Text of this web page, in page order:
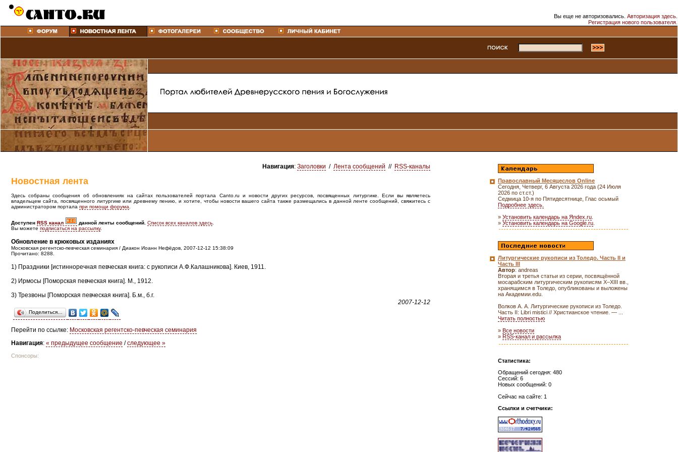
Вы еще не авторизовались. Авторизация здесь
Регистрация нового пользователя.
Навигация: Заголовки / Лента сообщений // RSS-каналы
Новостная лента
Здесь собраны сообщения об обновлениях на сайтах пользователей портала Canto.ru и новости других ресурсов, посвященных литургике. Если вы являетесь
владельцем сайта, посвященного литургике или древнему пению, и хотите, чтобы новости вашего сайта также размещались в данной ленте сообщений, свяжитесь с
администратором портала при помощи форума
Доступен RSS канал данной ленты сообщений. Список всех каналов здесь
Вы можете подписаться на рассылку.
Обновление в крюковых изданиях
Московская регентско-певческая семинария / Диакон Иоанн Нефёдов, 2007-12-12 15:38:09
Прочитано: 8288.
1) Праздники [истинноречная певческая книга: с рукописи А.Ф.Калашникова]. Киев, 1911.
2) Ирмосы [Поморская певческая книга]. М., 1912.
3) Трезвоны [Поморская певческая книга]. Б.м., б.г.
2007-12-12
Поделиться…
Перейти по ссылке: Московская регентско-певческая семинария
Навигация: « предыдущее сообщение /следующее »
Спонсоры:
Православный Месяцеслов Online
Сегодня, Четверг, 6 Августа 2026 года (24 Июля
2026 по ст.ст.)
Седмица 10-я по Пятидесятнице, Глас осьмый
Подробнее здесь.
» Установить календарь на Яndex.ru
» Установить календарь на Google.ru
Литургические рукописи из Толедо. Часть II и
Часть III
Автор: andreas
Вторая и третья статьи из серии, посвящённой
мосарабским литургическим рукописям X–XIII вв.,
хранящимся в Толедо, опубликованы и выложены
на Академии.edu.
Волков А. А. Литургические рукописи из Толедо.
Часть II: Libri mistici // Христианское чтение. — ...
Читать полностью
» Все новости
» RSS-канал и рассылка
Статистика:
Обращений сегодня: 480
Сессий: 6
Новых сообщений: 0
Сейчас на сайте: 1
Ссылки и счетчики: